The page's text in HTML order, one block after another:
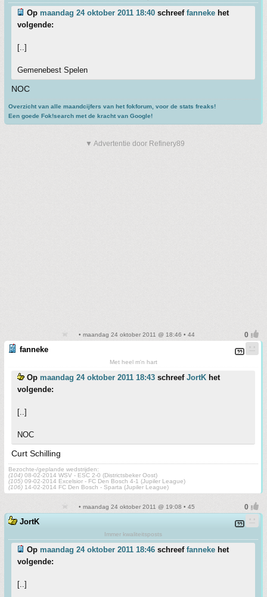
Op maandag 24 oktober 2011 18:40 schreef fanneke het
volgende:
[..]
Gemenebest Spelen
NOC
Overzicht van alle maandcijfers van het fokforum, voor de stats freaks!
Een goede Fok!search met de kracht van Google!
▼ Advertentie door Refinery89
• maandag 24 oktober 2011 @ 18:46 • 44
fanneke
Met heel m'n hart
Op maandag 24 oktober 2011 18:43 schreef JortK het
volgende:
[..]
NOC
Curt Schilling
Bezochte-/geplande wedstrijden:
(104) 08-02-2014 WSV - ESC 2-0 (Districtsbeker Oost)
(105) 09-02-2014 Excelsior - FC Den Bosch 4-1 (Jupiler League)
(106) 14-02-2014 FC Den Bosch - Sparta (Jupiler League)
• maandag 24 oktober 2011 @ 19:08 • 45
JortK
Immer kwaliteitsposts
Op maandag 24 oktober 2011 18:46 schreef fanneke het
volgende:
[..]